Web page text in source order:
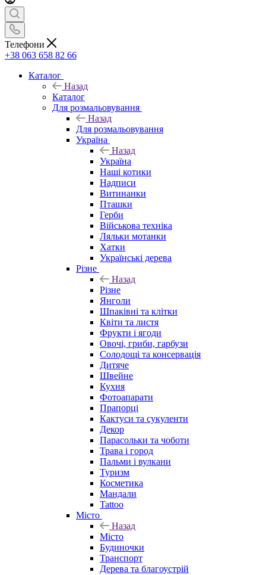
Телефони
+38 063 658 82 66
Каталог
Назад
Каталог
Для розмальовування
Назад
Для розмальовування
Україна
Назад
Україна
Наші котики
Надписи
Витинанки
Пташки
Герби
Військова техніка
Ляльки мотанки
Хатки
Українські дерева
Різне
Назад
Різне
Янголи
Шпаківні та клітки
Квіти та листя
Фрукти і ягоди
Овочі, гриби, гарбузи
Солодощі та консервація
Дитяче
Швейне
Кухня
Фотоапарати
Прапорці
Кактуси та сукуленти
Декор
Парасольки та чоботи
Трава і город
Пальми і вулкани
Туризм
Косметика
Мандали
Tattoo
Місто
Назад
Місто
Будиночки
Транспорт
Дерева та благоустрій